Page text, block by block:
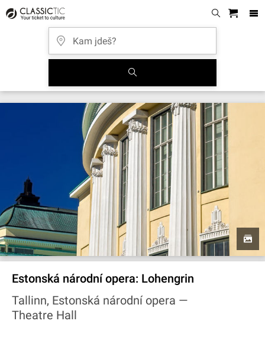
Estonská národní opera: Lohengrin
Tallinn, Estonská národní opera —
Theatre Hall